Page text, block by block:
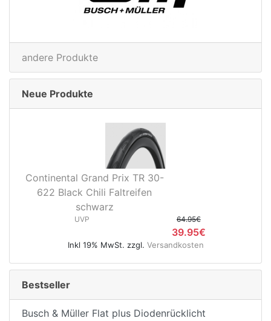
andere Produkte
Neue Produkte
Continental Grand Prix TR 30-
622 Black Chili Faltreifen
schwarz
UVP 64.95€
39.95€
Inkl 19% MwSt. zzgl. Versandkosten
Bestseller
Busch & Müller Flat plus Diodenrücklicht